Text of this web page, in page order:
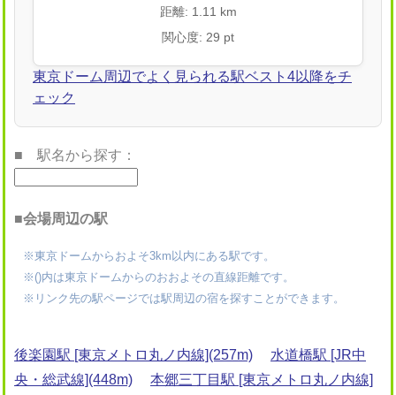
距離: 1.11 km
関心度: 29 pt
東京ドーム周辺でよく見られる駅ベスト4以降をチ
ェック
■ 駅名から探す：
■会場周辺の駅
※東京ドームからおよそ3km以内にある駅です。
※()内は東京ドームからのおおよその直線距離です。
※リンク先の駅ページでは駅周辺の宿を探すことができます。
後楽園駅 [東京メトロ丸ノ内線](257m)
水道橋駅 [JR中
央・総武線](448m)
本郷三丁目駅 [東京メトロ丸ノ内線]